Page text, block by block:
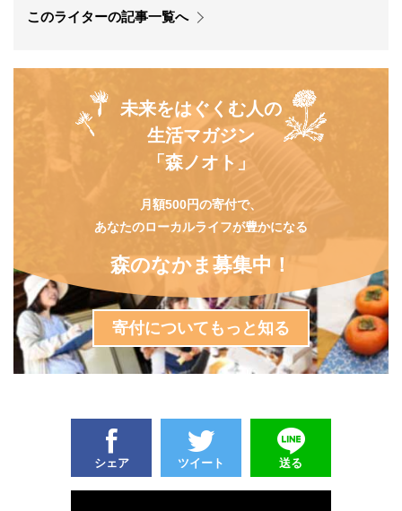
このライターの記事一覧へ
未来をはぐくむ人の
生活マガジン
「森ノオト」
月額500円の寄付で、
あなたのローカルライフが豊かになる
森のなかま募集中！
寄付についてもっと知る
シェア ツイート 送る